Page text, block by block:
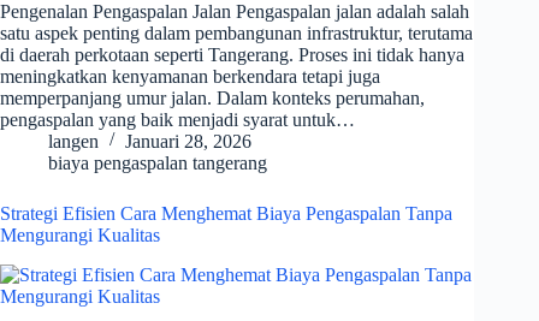
Pengenalan Pengaspalan Jalan Pengaspalan jalan adalah salah
satu aspek penting dalam pembangunan infrastruktur, terutama
di daerah perkotaan seperti Tangerang. Proses ini tidak hanya
meningkatkan kenyamanan berkendara tetapi juga
memperpanjang umur jalan. Dalam konteks perumahan,
pengaspalan yang baik menjadi syarat untuk…
langen
Januari 28, 2026
biaya pengaspalan tangerang
Strategi Efisien Cara Menghemat Biaya Pengaspalan Tanpa
Mengurangi Kualitas